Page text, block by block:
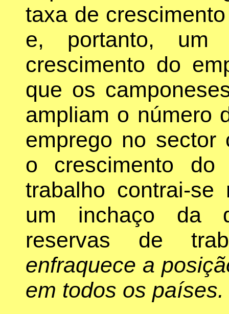
taxa de
e, portanto,
crescimento do
que os
ampliam o número
emprego no sector
o crescimento
trabalho contrai-se
um inchaço da
reservas de
enfraquece a
em todos os países.